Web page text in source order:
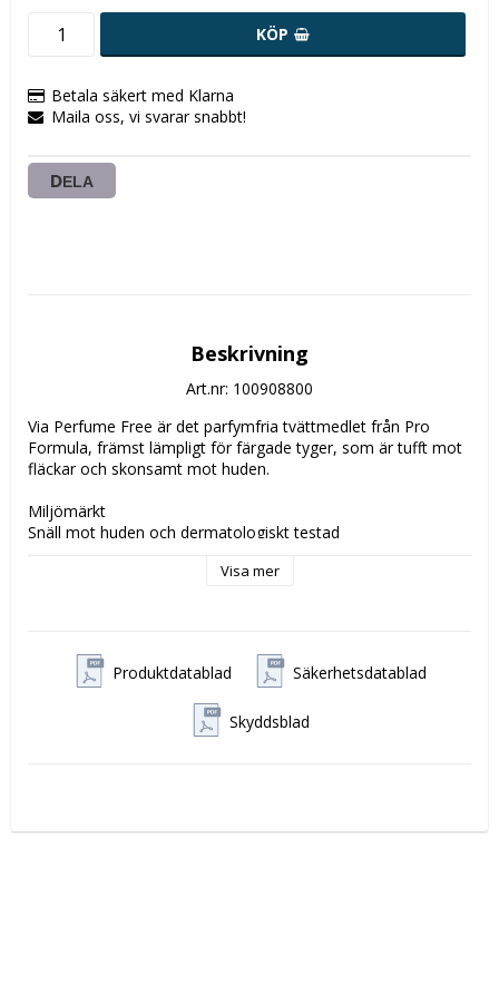
KÖP
Betala säkert med Klarna
Maila oss, vi svarar snabbt!
DELA
Beskrivning
Art.nr: 100908800
Via Perfume Free är det parfymfria tvättmedlet från Pro
Formula, främst lämpligt för färgade tyger, som är tufft mot
fläckar och skonsamt mot huden.
Miljömärkt
Snäll mot huden och dermatologiskt testad
Kontakta din lokala återvinningscentral för att kassera den
tomma förpackningen.
Rätt dosering och temperatur sparar kostnader och
minimerar miljöpåverkan.
Se doseringsrekommendationen i följande tabell.
Enhet: 1 st
Visa mer
Produktdatablad Säkerhetsdatablad
Skyddsblad